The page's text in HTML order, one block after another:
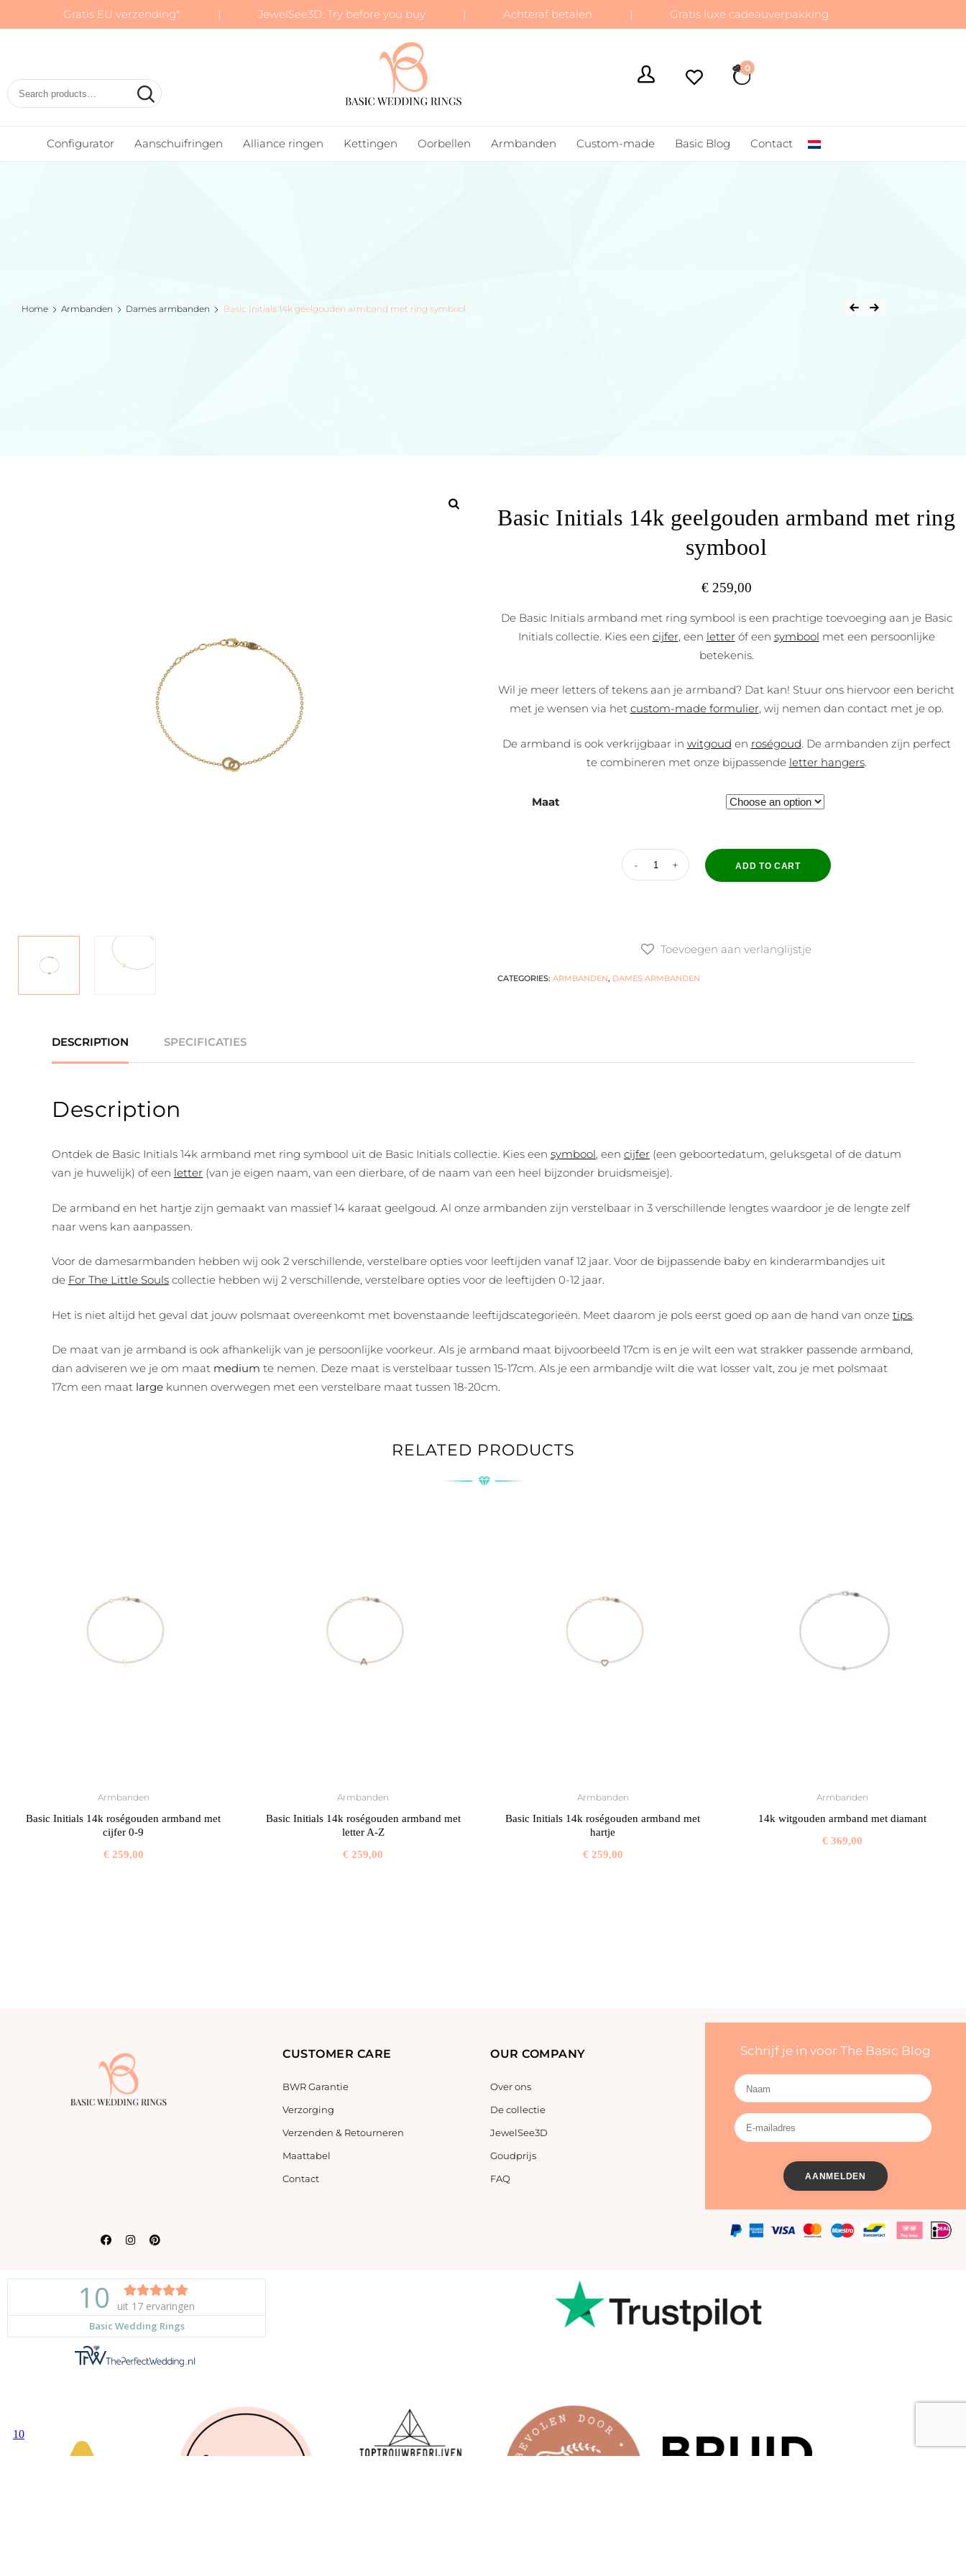
Gratis EU verzending* | JewelSee3D: Try before you buy | Achteraf betalen | Gratis luxe cadeauverpakking
€ 0,00
0
Configurator Aanschuifringen Alliance ringen Kettingen Oorbellen Armbanden Custom-made Basic Blog Contact
Home Armbanden Dames armbanden Basic Initials 14k geelgouden armband met ring symbool
Basic Initials 14k geelgouden armband met ring
symbool
€259,00
De Basic Initials armband met ring symbool is een prachtige toevoeging aan je Basic
Initials collectie. Kies een cijfer, een letteróf een symbool met een persoonlijke
betekenis.
Wil je meer letters of tekens aan je armband? Dat kan! Stuur ons hiervoor een bericht
met je wensen via het custom-made formulier, wij nemen dan contact met je op.
De armband is ook verkrijgbaar in witgoud en roségoud. De armbanden zijn perfect
te combineren met onze bijpassende letter hangers.
Maat
ADD TO CART
Toevoegen aan verlanglijstje
CATEGORIES: ARMBANDEN, DAMES ARMBANDEN
DESCRIPTION SPECIFICATIES
Description
Ontdek de Basic Initials 14k armband met ring symbool uit de Basic Initials collectie. Kies een symbool, een cijfer (een geboortedatum, geluksgetal of de datum
van je huwelijk) of een letter (van je eigen naam, van een dierbare, of de naam van een heel bijzonder bruidsmeisje).
De armband en het hartje zijn gemaakt van massief 14 karaat geelgoud. Al onze armbanden zijn verstelbaar in 3 verschillende lengtes waardoor je de lengte zelf
naar wens kan aanpassen.
Voor de damesarmbanden hebben wij ook 2 verschillende, verstelbare opties voor leeftijden vanaf 12 jaar. Voor de bijpassende baby en kinderarmbandjes uit
de For The Little Souls collectie hebben wij 2 verschillende, verstelbare opties voor de leeftijden 0-12 jaar.
Het is niet altijd het geval dat jouw polsmaat overeenkomt met bovenstaande leeftijdscategorieën. Meet daarom je pols eerst goed op aan de hand van onze tips.
De maat van je armband is ook afhankelijk van je persoonlijke voorkeur. Als je armband maat bijvoorbeeld 17cm is en je wilt een wat strakker passende armband,
dan adviseren we je om maat medium te nemen. Deze maat is verstelbaar tussen 15-17cm. Als je een armbandje wilt die wat losser valt, zou je met polsmaat
17cm een maat large kunnen overwegen met een verstelbare maat tussen 18-20cm.
RELATED PRODUCTS
Armbanden
Basic Initials 14k roségouden armband met
cijfer 0-9
€259,00
Armbanden
Basic Initials 14k roségouden armband met
letter A-Z
€ 259,00
Armbanden
Basic Initials 14k roségouden armband met
hartje
€259,00
Armbanden
14k witgouden armband met diamant
€ 369,00
CUSTOMER CARE
BWR Garantie
Verzorging
Verzenden & Retourneren
Maattabel
Contact
OUR COMPANY
Over ons
De collectie
JewelSee3D
Goudprijs
FAQ
Schrijf je in voor The Basic Blog